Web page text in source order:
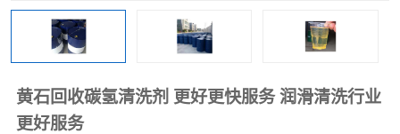
黄石回收碳氢清洗剂 更好更快服务 润滑清洗行业
更好服务